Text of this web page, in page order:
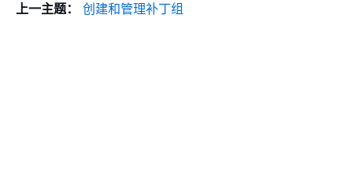
上一主题：
创建和管理补丁组